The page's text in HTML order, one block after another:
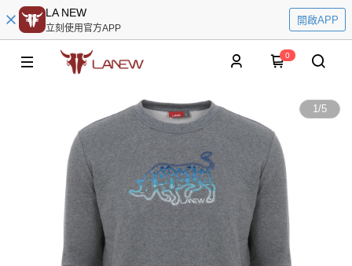
LA NEW
立刻使用官方APP
開啟APP
0
1/5